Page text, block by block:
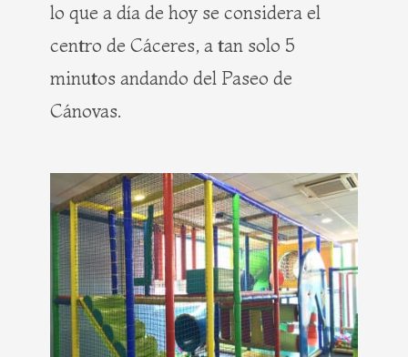
lo que a día de hoy se considera el
centro de Cáceres, a tan solo 5
minutos andando del Paseo de
Cánovas.